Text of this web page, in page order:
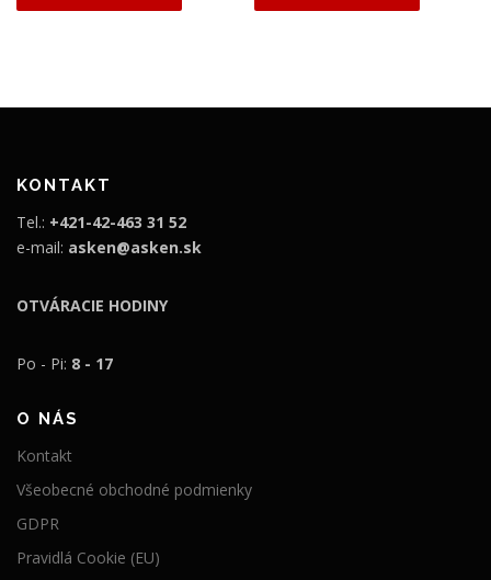
KONTAKT
Tel.: +421-42-463 31 52
e-mail: asken@asken.sk
OTVÁRACIE HODINY
Po - Pi: 8 - 17
O NÁS
Kontakt
Všeobecné obchodné podmienky
GDPR
Pravidlá Cookie (EU)